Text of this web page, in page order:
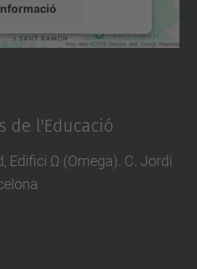
de l'Educació
Edifici Ω (Omega). C. Jordi